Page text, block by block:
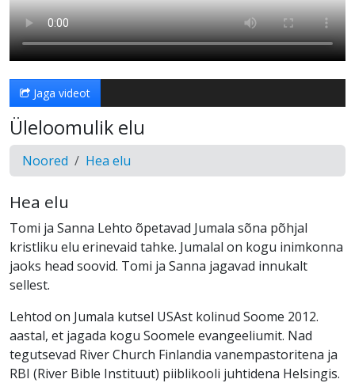
Jaga videot
Üleloomulik elu
Noored Hea elu
Hea elu
Tomi ja Sanna Lehto õpetavad Jumala sõna põhjal
kristliku elu erinevaid tahke. Jumalal on kogu inimkonna
jaoks head soovid. Tomi ja Sanna jagavad innukalt
sellest.
Lehtod on Jumala kutsel USAst kolinud Soome 2012.
aastal, et jagada kogu Soomele evangeeliumit. Nad
tegutsevad River Church Finlandia vanempastoritena ja
RBI (River Bible Instituut) piiblikooli juhtidena Helsingis.